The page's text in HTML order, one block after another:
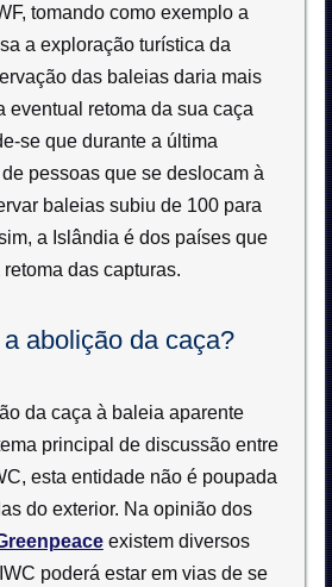
tomando como exemplo a
a exploração turística da
das baleias daria mais
eventual retoma da sua caça
se que durante a última
pessoas que se deslocam à
baleias subiu de 100 para
a Islândia é dos países que
das capturas.
abolição da caça?
da caça à baleia aparente
principal de discussão entre
esta entidade não é poupada
do exterior. Na opinião dos
existem diversos
poderá estar em vias de se